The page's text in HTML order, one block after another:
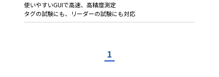
使いやすいGUIで高速、高精度測定
タグの試験にも、リーダーの試験にも対応
1